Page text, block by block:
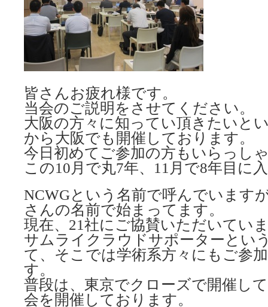
皆さんお疲れ様です。
当会のご説明をさせてください。
大阪の方々に知ってい頂きたいと
から大阪でも開催しております。
今日初めてご参加の方もいらっし
この10月で丸7年、11月で8年目に
NCWGという名前で呼んでいます
さんの名前で始まってます。
現在、21社にご協賛いただいてい
サムライクラウドサポーターとい
て、そこでは学術系方々にもご参
す。
普段は、東京でクローズで開催し
会を開催しております。